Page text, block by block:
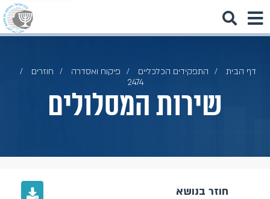
דף הבית התפקידים הכלכליים פיקוח ואסדרה
חוזרים
2474
שירות המסלולים
חוזר בנושא